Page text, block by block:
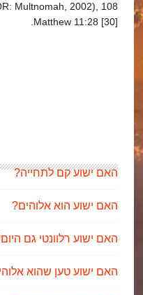
Multnomah, 2002), 108.
[30] Matthew 11:28.
האם ישוע קם לתחייה?
האם ישוע הוא אלוהים?
האם ישוע רלוונטי גם
האם ישוע טען שהוא